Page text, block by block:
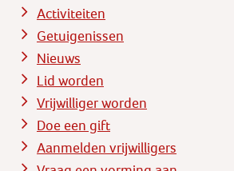
Activiteiten
Getuigenissen
Nieuws
Lid worden
Vrijwilliger worden
Doe een gift
Aanmelden vrijwilligers